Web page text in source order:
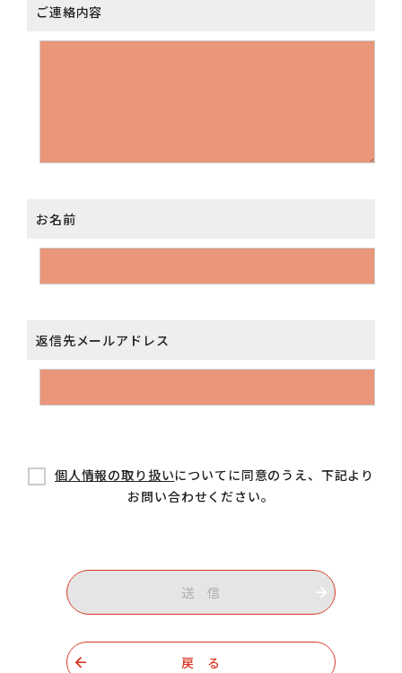
ご連絡内容
お名前
返信先メールアドレス
個人情報の取り扱いについてに同意のうえ、下記より
お問い合わせください。
送 信
戻 る